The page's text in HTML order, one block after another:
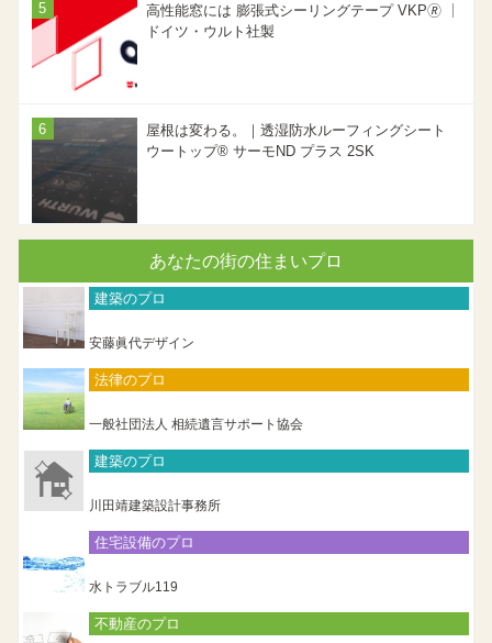
高性能窓には 膨張式シーリングテープ VKP🄬 ｜
ドイツ・ウルト社製
屋根は変わる。｜透湿防水ルーフィングシート
ウートップ® サーモND プラス 2SK
あなたの街の住まいプロ
建築のプロ
安藤眞代デザイン
法律のプロ
一般社団法人 相続遺言サポート協会
建築のプロ
川田靖建築設計事務所
住宅設備のプロ
水トラブル119
不動産のプロ